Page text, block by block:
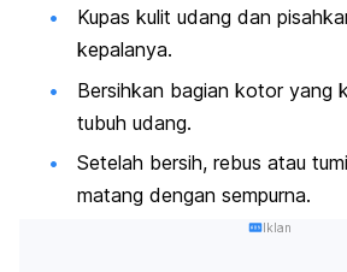
Kupas kulit udang dan
kepalanya.
Bersihkan bagian kotor yang
tubuh udang.
Setelah bersih, rebus atau
matang dengan sempurna.
Iklan